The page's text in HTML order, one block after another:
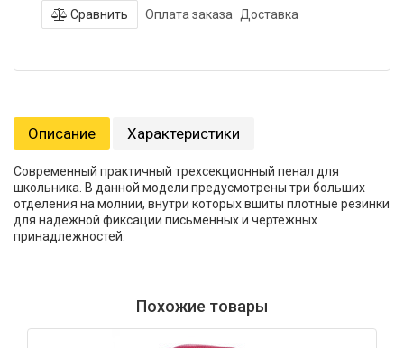
Сравнить Оплата заказа Доставка
Описание Характеристики
Современный практичный трехсекционный пенал для
школьника. В данной модели предусмотрены три больших
отделения на молнии, внутри которых вшиты плотные резинки
для надежной фиксации письменных и чертежных
принадлежностей.
Похожие товары